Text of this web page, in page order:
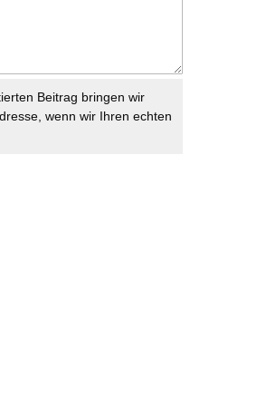
Beitrag bringen wir
wenn wir Ihren echten